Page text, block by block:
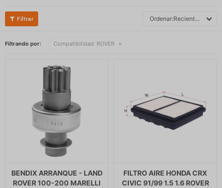
Recientes
Filtrando por: Compatibilidad: ROVER
BENDIX ARRANQUE - LAND
ROVER 100-200 MARELLI
FILTRO AIRE HONDA CRX
CIVIC 91/99 1.5 1.6 ROVER